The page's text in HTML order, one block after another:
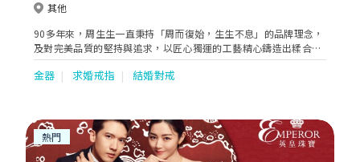
其他
90多年來，周生生一直秉持「周而復始，生生不息」的品牌理念，
及對完美品質的堅持與追求，以匠心獨運的工藝精心鑄造出糅合著
典雅、優美、時尚及創意元素的珠寶作品，於不同場合全面迎合顧
客的珠寶配襯需求，無論人生中的任何時刻，周生生珠寶總能巧妙
金器 求婚戒指 結婚對戒
熱門